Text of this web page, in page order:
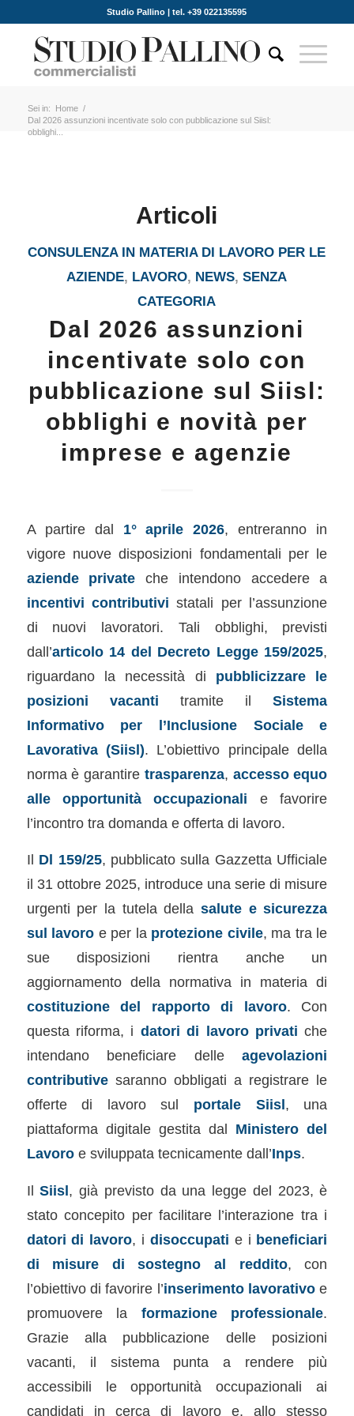
Studio Pallino | tel. +39 022135595
Sei in: Home /
Dal 2026 assunzioni incentivate solo con pubblicazione sul Siisl:
obblighi...
Articoli
CONSULENZA IN MATERIA DI LAVORO PER LE
AZIENDE, LAVORO, NEWS,SENZA
CATEGORIA
Dal 2026 assunzioni
incentivate solo con
pubblicazione sul Siisl:
obblighi e novità per
imprese e agenzie
A partire dal 1° aprile 2026, entreranno in
vigore nuove disposizioni fondamentali per le
aziende private che intendono accedere a
incentivi contributivi statali per l’assunzione
di nuovi lavoratori. Tali obblighi, previsti
dall’articolo 14 del Decreto Legge 159/2025,
riguardano la necessità di pubblicizzare le
posizioni vacanti tramite ilSistema
Informativo per l’Inclusione Sociale e
Lavorativa (Siisl). L’obiettivo principale della
norma è garantire trasparenza, accesso equo
alle opportunità occupazionali e favorire
l’incontro tra domanda e offerta di lavoro.
Il Dl 159/25, pubblicato sulla Gazzetta Ufficiale
il 31 ottobre 2025, introduce una serie di misure
urgenti per la tutela dellasalute e sicurezza
sul lavoro e per la protezione civile, ma tra le
sue disposizioni rientra anche un
aggiornamento della normativa in materia di
costituzione del rapporto di lavoro. Con
questa riforma, i datori di lavoro privati che
intendano beneficiare delleagevolazioni
contributivesaranno obbligati a registrare le
offerte di lavoro sul portale Siisl, una
piattaforma digitale gestita dal Ministero del
Lavoroe sviluppata tecnicamente dall’Inps.
IlSiisl, già previsto da una legge del 2023, è
stato concepito per facilitare l’interazione tra i
datori di lavoro, i disoccupati e i beneficiari
di misure di sostegno al reddito, con
l’obiettivo di favorire l’inserimento lavorativo e
promuovere la formazione professionale.
Grazie alla pubblicazione delle posizioni
vacanti, il sistema punta a rendere più
accessibili le opportunità occupazionali ai
candidati in cerca di lavoro e, allo stesso